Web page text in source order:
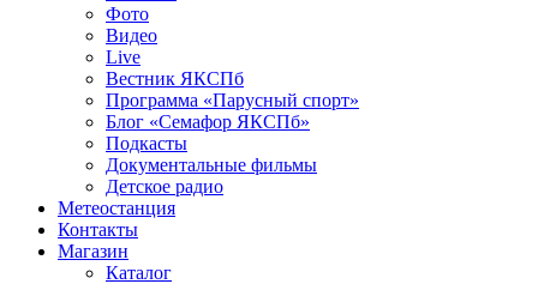
Фото
Видео
Live
Вестник ЯКСПб
Программа «Парусный спорт»
Блог «Семафор ЯКСПб»
Подкасты
Документальные фильмы
Детское радио
Метеостанция
Контакты
Магазин
Каталог